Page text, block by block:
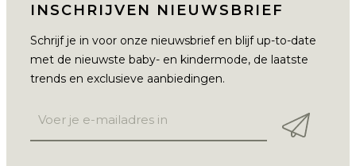
INSCHRIJVEN NIEUWSBRIEF
Schrijf je in voor onze nieuwsbrief en blijf up-to-date
met de nieuwste baby- en kindermode, de laatste
trends en exclusieve aanbiedingen.